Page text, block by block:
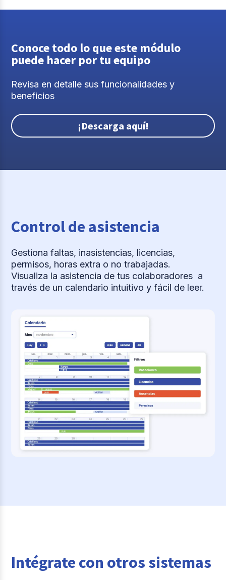
Conoce todo lo que este módulo
puede hacer por tu equipo
Revisa en detalle sus funcionalidades y
beneficios
¡Descarga aquí!
Control de asistencia
Gestiona faltas, inasistencias, licencias,
permisos, horas extra o no trabajadas.
Visualiza la asistencia de tus colaboradores a
través de un calendario intuitivo y fácil de leer.
Intégrate con otros sistemas